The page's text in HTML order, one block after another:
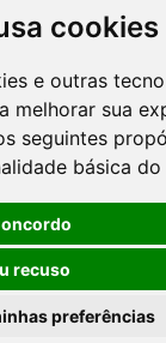
cookies
e outras
melhorar sua
seguintes
básica
recuso
preferências